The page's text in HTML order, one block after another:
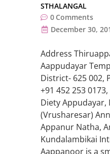
STHALANGAL
0 Comments
December 30,
Address
Aappudayar
District- 625 002,
+91 452 253
Diety Appudayar,
(Vrusharesar)
Appanur Natha,
Kundalambikai
Aappanoor is a